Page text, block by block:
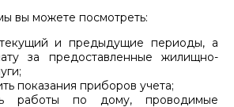
вы можете посмотреть:
и предыдущие периоды, а
за предоставленные жилищно-
показания приборов учета;
работы по дому, проводимые